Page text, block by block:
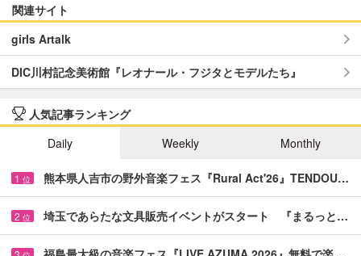
関連サイト
girls Artalk
DIC川村記念美術館『レオナール・フジタとモデルたち』
人気記事ランキング
Daily
Weekly Monthly
1 位 熊本県人吉市の野外音楽フェス『Rural Act'26』TENDOU…
2 位 埼玉であらたな文具販売イベントがスタート 『まるっと…